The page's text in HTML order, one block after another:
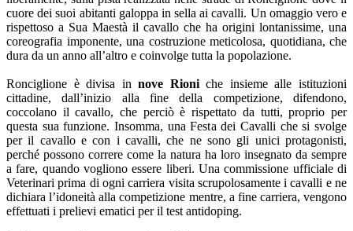
cuore dei suoi abitanti galoppa in sella ai cavalli. Un omaggio vero e
rispettoso a Sua Maestà il cavallo che ha origini lontanissime, una
coreografia imponente, una costruzione meticolosa, quotidiana, che
dura da un anno all’altro e coinvolge tutta la popolazione.
Ronciglione è divisa innove Rioniche insieme alle istituzioni
cittadine, dall’inizio alla fine della competizione, difendono,
coccolano il cavallo, che perciò è rispettato da tutti, proprio per
questa sua funzione. Insomma, una Festa dei Cavalli che si svolge
per il cavallo e con i cavalli, che ne sono gli unici protagonisti,
perché possono correre come la natura ha loro insegnato da sempre
a fare, quando vogliono essere liberi. Una commissione ufficiale di
Veterinari prima di ogni carriera visita scrupolosamente i cavalli e ne
dichiara l’idoneità alla competizione mentre, a fine carriera, vengono
effettuati i prelievi ematici per il test antidoping.